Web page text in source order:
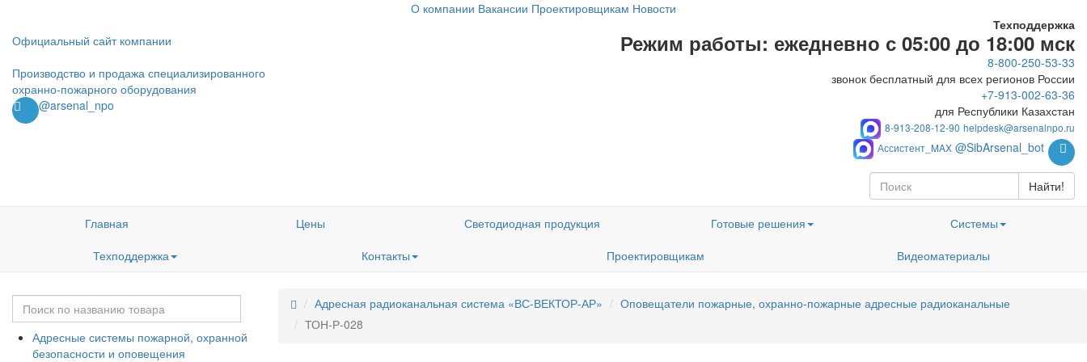
О компании Вакансии Проектировщикам Новости
Официальный сайт компании
Производство и продажа специализированного
охранно-пожарного оборудования
@arsenal_npo
Техподдержка
Режим работы: ежедневно с 05:00 до 18:00 мск
8-800-250-53-33
звонок бесплатный для всех регионов России
+7-913-002-63-36
для Республики Казахстан
8-913-208-12-90 helpdesk@arsenalnpo.ru
Ассистент_MAX @SibArsenal_bot
Найти!
Главная Цены Светодиодная продукция Готовые решения
Системы
Техподдержка
Контакты Проектировщикам Видеоматериалы
Адресные системы пожарной, охранной
безопасности и оповещения
Адресная радиоканальная система «ВС-ВЕКТОР-АР»
Оповещатели пожарные, охранно-пожарные адресные радиоканальные
ТОН-Р-028